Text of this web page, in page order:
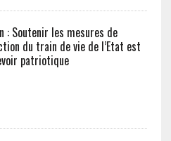
: Soutenir les mesures de
du train de vie de l’Etat est
patriotique